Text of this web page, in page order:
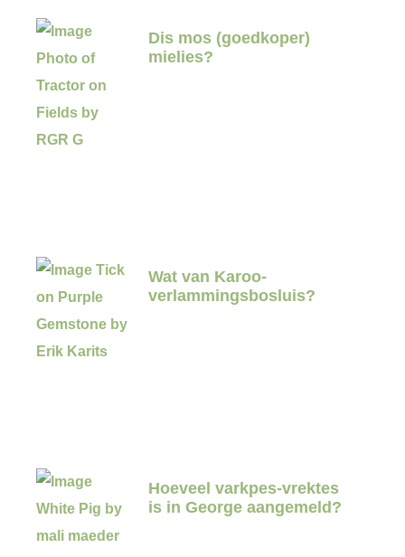
Dis mos (goedkoper)
mielies?
Wat van Karoo-
verlammingsbosluis?
Hoeveel varkpes-vrektes
is in George aangemeld?